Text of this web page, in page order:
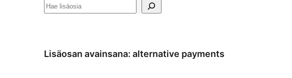
Etsi
Lisäosan avainsana: alternative payments